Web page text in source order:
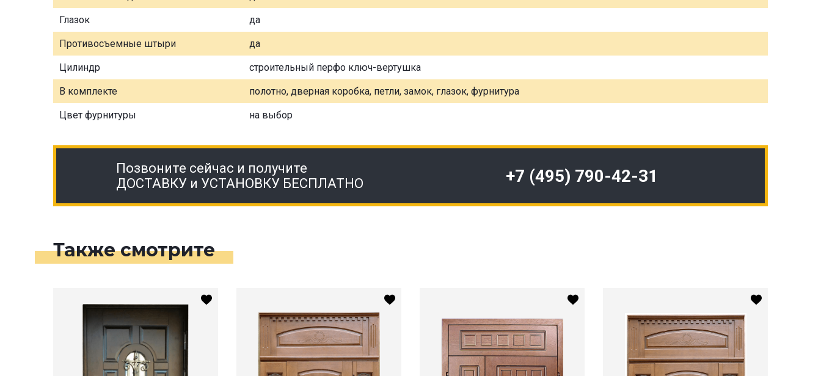
Глазок да
Противосъемные штыри да
Цилиндр строительный перфо ключ-вертушка
В комплекте полотно, дверная коробка, петли, замок, глазок, фурнитура
Цвет фурнитуры на выбор
Позвоните сейчас и получите
ДОСТАВКУ и УСТАНОВКУ БЕСПЛАТНО
+7 (495) 790-42-31
Также смотрите